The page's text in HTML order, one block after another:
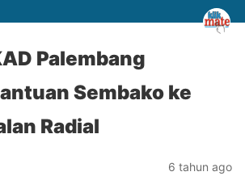
Palembang
Sembako ke
Radial
6 tahun ago